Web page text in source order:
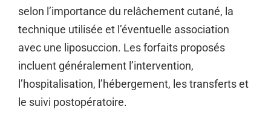
selon l’importance du relâchement cutané, la
technique utilisée et l’éventuelle association
avec une liposuccion. Les forfaits proposés
incluent généralement l’intervention,
l’hospitalisation, l’hébergement, les transferts et
le suivi postopératoire.